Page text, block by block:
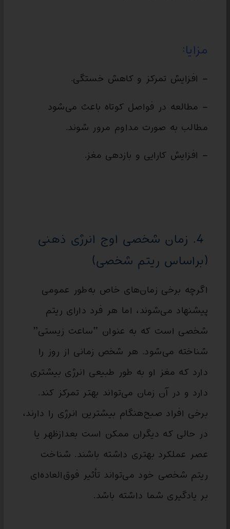
مزایا:
– افزایش تمرکز و کاهش خستگی.
– مطالعه در فواصل کوتاه باعث می‌شود
مطالب به صورت مداوم مرور شوند.
– افزایش کارایی و بازدهی مغز.
4. زمان شخصی اوج انرژی ذهنی
(براساس ریتم شخصی)
اگرچه برخی زمان‌های خاص به‌طور عمومی
پیشنهاد می‌شوند، اما هر فرد دارای ریتم
شخصی است که به عنوان “ساعت زیستی”
شناخته می‌شود. هر شخص زمانی از روز را
دارد که مغز او به طور طبیعی انرژی بیشتری
دارد و در آن زمان می‌تواند بهتر تمرکز کند.
برخی افراد صبح‌هنگام بیشترین انرژی را دارند،
در حالی که دیگران ممکن است بعدازظهر یا
عصر عملکرد بهتری داشته باشند. شناخت
ریتم شخصی خود می‌تواند تأثیر فوق‌العاده‌ای
بر یادگیری شما داشته باشد.